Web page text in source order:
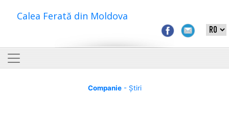
Calea Ferată din Moldova
Companie- Știri